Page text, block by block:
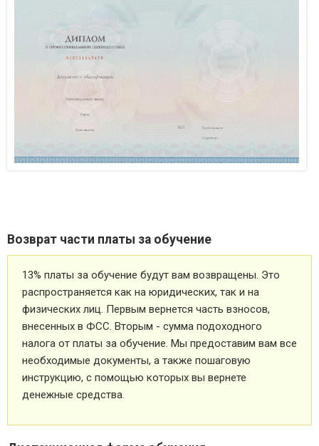
Возврат части платы за обучение
13% платы за обучение будут вам возвращены. Это
распространяется как на юридических, так и на
физических лиц. Первым вернется часть взносов,
внесенных в ФСС. Вторым - сумма подоходного
налога от платы за обучение. Мы предоставим вам все
необходимые документы, а также пошаговую
инструкцию, с помощью которых вы вернете
денежные средства.